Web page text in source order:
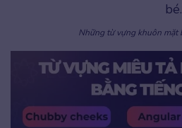
Những từ vựng khuôn mặt